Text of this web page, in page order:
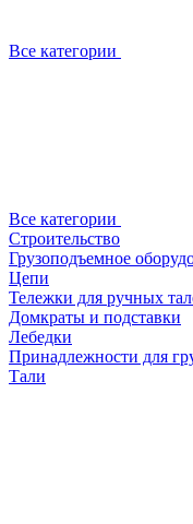
Все категории
Все категории
Строительство
Грузоподъемное
Цепи
Тележки для ручных
Домкраты и подставки
Лебедки
Принадлежности для
Тали